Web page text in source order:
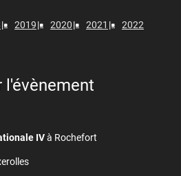
2019 2020 2021 2022
IVà Rochefort